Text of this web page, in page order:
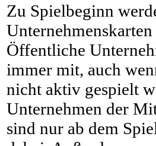
Zu Spielbeginn
Unternehmenskarten
Öffentliche
immer mit, auch
nicht aktiv gespielt
Unternehmen der
sind nur ab dem